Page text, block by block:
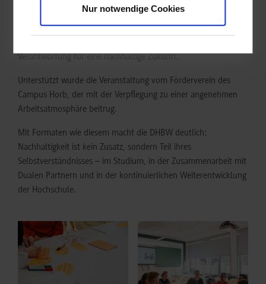
Nur notwendige Cookies
Beteiligung und Dialog sind, um tragfähige und praxisnahe
Lösungen zu entwickeln. Studierende und Mitarbeitende
Verantwortung für eine nachhaltige Zukunft.
Unterstützt wurde die Veranstaltung vom Förderverein des
Campus Horb, der mit der Verpflegung zu einer angenehmen
Arbeitsatmosphäre beitrug.
Mit Formaten wie diesem macht die DHBW deutlich:
Nachhaltigkeit ist kein Zusatz, sondern Teil ihres
Selbstverständnisses – im Studium, in der Zusammenarbeit mit
Dualen Partnern und in der kontinuierlichen Weiterentwicklung
der Hochschule.
Show larger version for: Show larger version for: